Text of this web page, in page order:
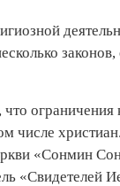
ограничения
числе
«Сонмин